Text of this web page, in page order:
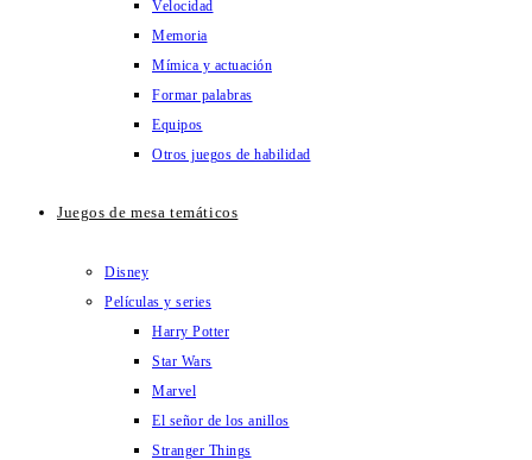
Velocidad
Memoria
Mímica y actuación
Formar palabras
Equipos
Otros juegos de habilidad
Juegos de mesa temáticos
Disney
Películas y series
Harry Potter
Star Wars
Marvel
El señor de los anillos
Stranger Things